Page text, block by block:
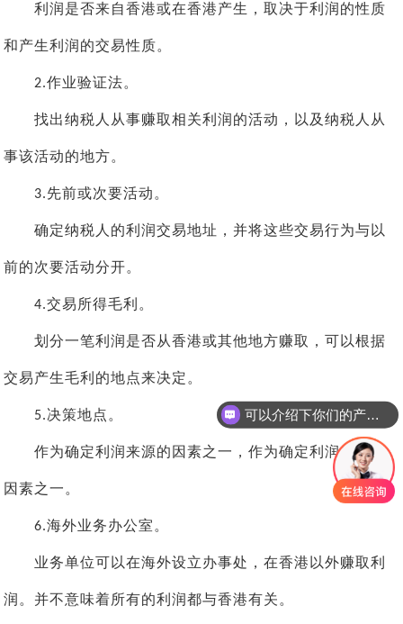
利润是否来自香港或在香港产生，取决于利润的性质
和产生利润的交易性质。
2.作业验证法。
找出纳税人从事赚取相关利润的活动，以及纳税人从
事该活动的地方。
3.先前或次要活动。
确定纳税人的利润交易地址，并将这些交易行为与以
前的次要活动分开。
4.交易所得毛利。
划分一笔利润是否从香港或其他地方赚取，可以根据
交易产生毛利的地点来决定。
5.决策地点。
作为确定利润来源的因素之一，作为确定利润来源的
因素之一。
6.海外业务办公室。
业务单位可以在海外设立办事处，在香港以外赚取利
润。并不意味着所有的利润都与香港有关。
可以介绍下你们的产品么